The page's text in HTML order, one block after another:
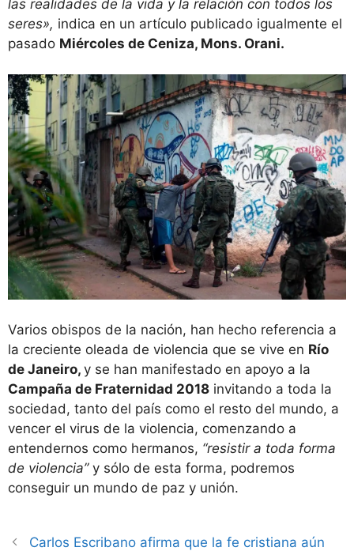
las realidades de la vida y la relación con todos los
seres», indica en un artículo publicado igualmente el
pasado Miércoles de Ceniza, Mons. Orani.
Varios obispos de la nación, han hecho referencia a
la creciente oleada de violencia que se vive en Río
de Janeiro, y se han manifestado en apoyo a la
Campaña de Fraternidad 2018 invitando a toda la
sociedad, tanto del país como el resto del mundo, a
vencer el virus de la violencia, comenzando a
entendernos como hermanos, “resistir a toda forma
de violencia” y sólo de esta forma, podremos
conseguir un mundo de paz y unión.
Carlos Escribano afirma que la fe cristiana aún